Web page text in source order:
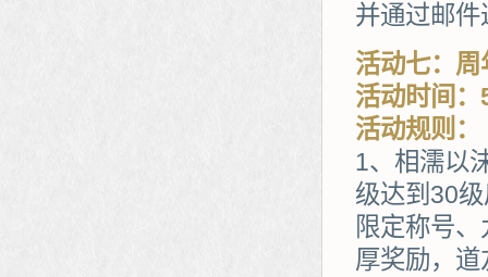
并通过邮件
活动七：
活动时间
活动规则：
1、相濡以
级达到30
限定称号
厚奖励，